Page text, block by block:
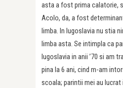
asta a fost prima calatorie,
Acolo, da, a fost
limba. In Iugoslavia nu stia
limba asta. Se intimpla ca
Iugoslavia in anii ’70 si am
pina la 6 ani, cind m-am
scoala; parintii mei au lucrat